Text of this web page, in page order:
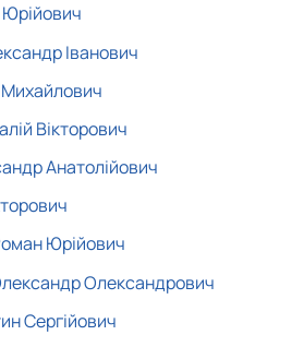
Іванович
Вікторович
Анатолійович
Юрійович
Олександрович
Сергійович